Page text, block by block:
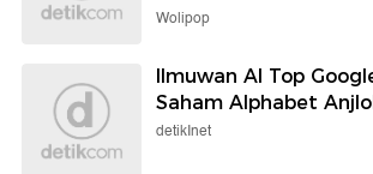
Wolipop
Ilmuwan AI Top
Saham Alphabet
detikInet